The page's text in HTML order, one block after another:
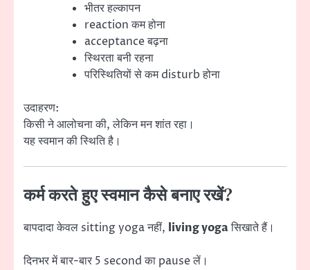
भीतर हल्कापन
reaction कम होना
acceptance बढ़ना
स्थिरता बनी रहना
परिस्थितियों से कम disturb होना
उदाहरण:
किसी ने आलोचना की, लेकिन मन शांत रहा।
यह स्वमान की स्थिति है।
कर्म करते हुए स्वमान कैसे बनाए रखें?
बापदादा केवल sitting yoga नहीं, living yogaसिखाते हैं।
दिनभर में बार-बार 5 second का pause लें।